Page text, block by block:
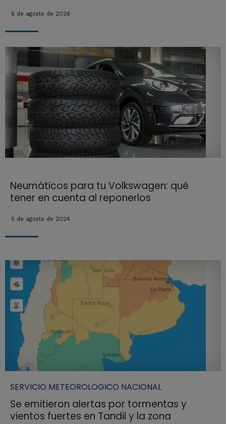
6 de agosto de 2026
Neumáticos para tu Volkswagen: qué
tener en cuenta al reponerlos
5 de agosto de 2026
SERVICIO METEOROLOGICO NACIONAL
Se emitieron alertas por tormentas y
vientos fuertes en Tandil y la zona